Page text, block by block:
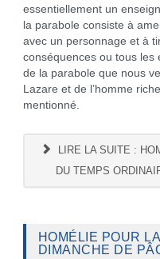
essentiellement un
la parabole consiste à
avec un personnage et à
conséquences ou tous les
de la parabole que nous
Lazare et de l’homme
mentionné.
LIRE LA SUITE :
DU TEMPS
HOMÉLIE POUR
DIMANCHE DE